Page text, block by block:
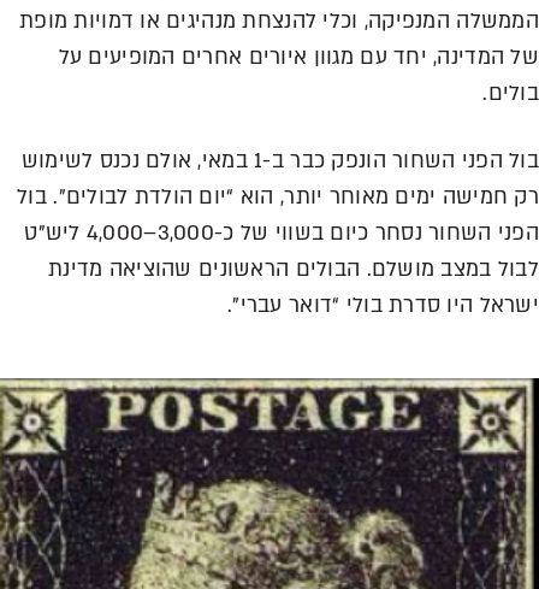
המנפיקה, וכלי להנצחת מנהיגים או דמויות מופת
המדינה, יחד עם מגוון איורים אחרים המופיעים על
בול הפני השחור הונפק כבר ב-1 במאי, אולם נכנס לשימוש
חמישה ימים מאוחר יותר, הוא “יום הולדת לבולים”. בול
הפני השחור נסחר כיום בשווי של כ-3,000–4,000 ליש”ט
במצב מושלם. הבולים הראשונים שהוציאה מדינת
היו סדרת בולי “דואר עברי”.